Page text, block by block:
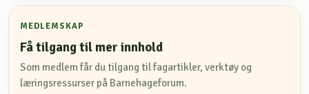
MEDLEMSKAP
Få tilgang til mer innhold
Som medlem får du tilgang til fagartikler, verktøy og
læringsressurser på Barnehageforum.